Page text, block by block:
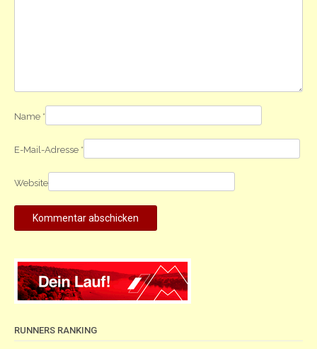
Name *
E-Mail-Adresse *
Website
RUNNERS RANKING